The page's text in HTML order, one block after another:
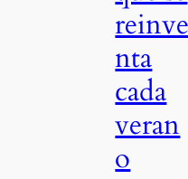
nta
cada
veran
o